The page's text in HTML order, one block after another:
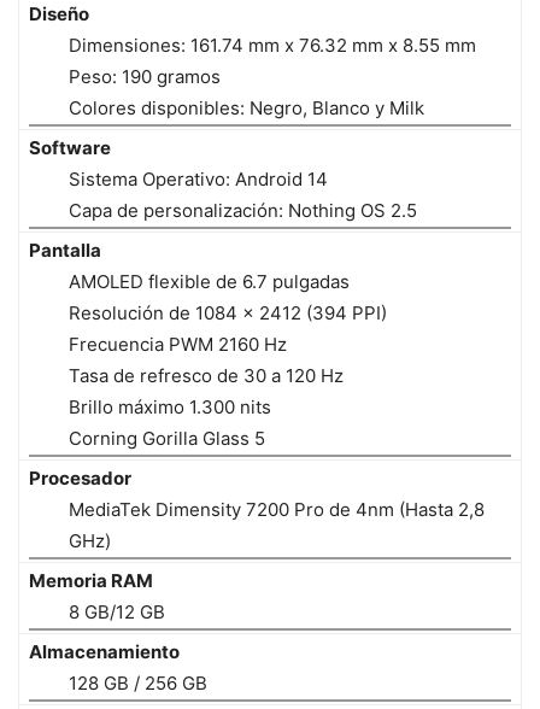
Diseño
Dimensiones: 161.74 mm x 76.32 mm x 8.55 mm
Peso: 190 gramos
Colores disponibles: Negro, Blanco y Milk
Software
Sistema Operativo: Android 14
Capa de personalización: Nothing OS 2.5
Pantalla
AMOLED flexible de 6.7 pulgadas
Resolución de 1084 x 2412 (394 PPI)
Frecuencia PWM 2160 Hz
Tasa de refresco de 30 a 120 Hz
Brillo máximo 1.300 nits
Corning Gorilla Glass 5
Procesador
MediaTek Dimensity 7200 Pro de 4nm (Hasta 2,8
GHz)
Memoria RAM
8 GB/12 GB
Almacenamiento
128 GB / 256 GB